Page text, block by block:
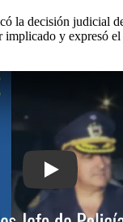
la decisión judicial
y expresó
Play: Cuerpos